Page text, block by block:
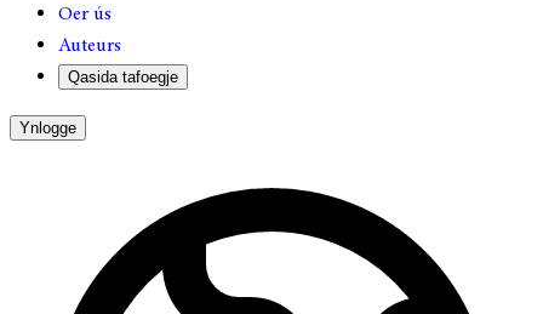
Oer ús
Auteurs
Qasida tafoegje
Ynlogge